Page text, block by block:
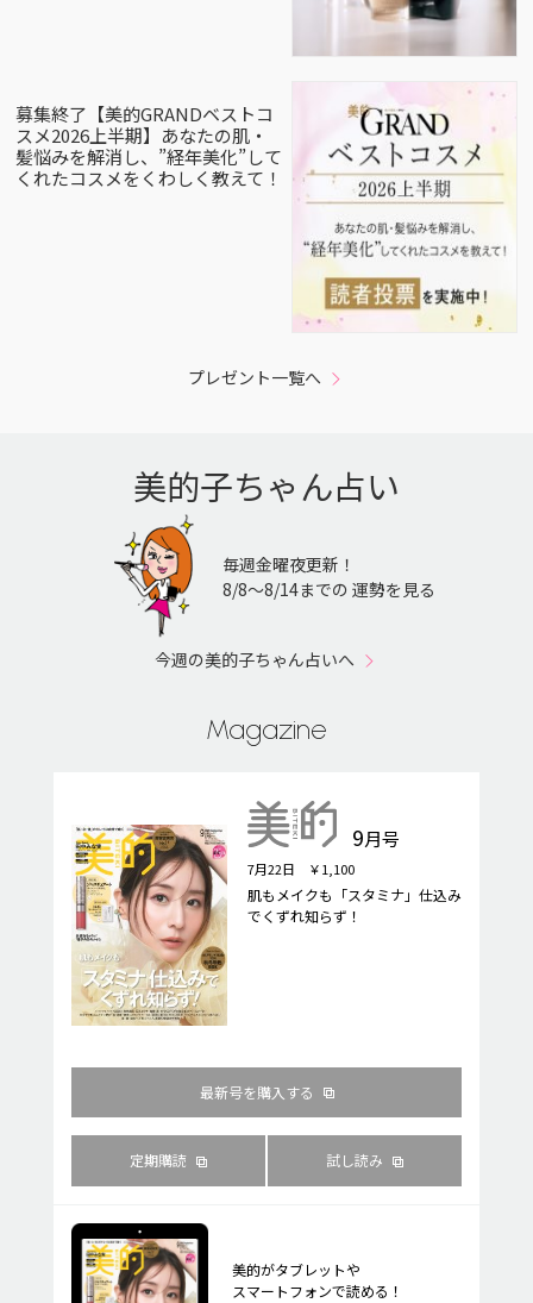
募集終了【美的GRANDベストコ
スメ2026上半期】あなたの肌・
髪悩みを解消し、”経年美化”して
くれたコスメをくわしく教えて！
プレゼント一覧へ
美的子ちゃん占い
毎週金曜夜更新！
8/8〜8/14までの 運勢を見る
今週の美的子ちゃん占いへ
Magazine
9月号
7月22日 ￥1,100
肌もメイクも「スタミナ」仕込み
でくずれ知らず！
最新号を購入する
定期購読 試し読み
美的がタブレットや
スマートフォンで読める！